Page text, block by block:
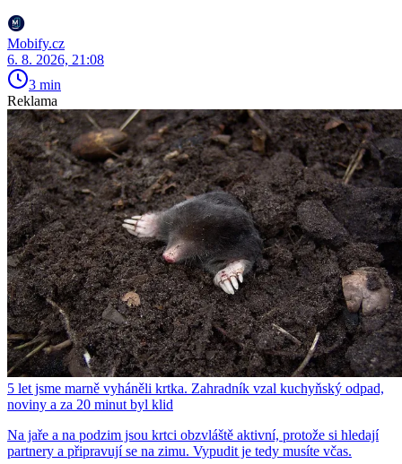
Mobify.cz
6. 8. 2026, 21:08
3 min
Reklama
5 let jsme marně vyháněli krtka. Zahradník vzal kuchyňský odpad,
noviny a za 20 minut byl klid
Na jaře a na podzim jsou krtci obzvláště aktivní, protože si hledají
partnery a připravují se na zimu. Vypudit je tedy musíte včas.